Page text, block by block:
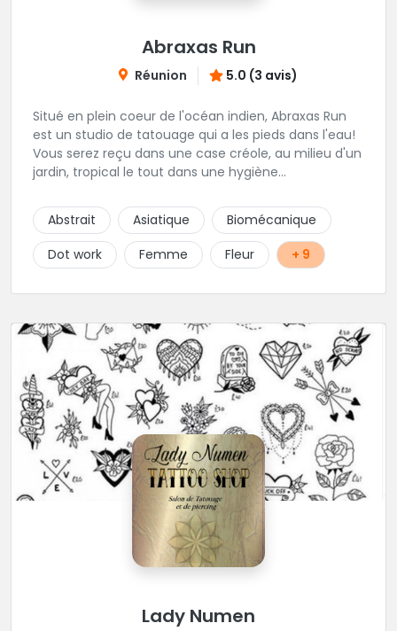
Abraxas Run
Réunion 5.0 (3 avis)
Situé en plein coeur de l'océan indien, Abraxas Run
est un studio de tatouage qui a les pieds dans l'eau!
Vous serez reçu dans une case créole, au milieu d'un
jardin, tropical le tout dans une hygiène
choix de bijoux et uniquement dans des matières
biocompatibles! Vous le trouverez à Saint-Gilles les
Bains...les doigts de pieds en éventail...
Abstrait Asiatique
Biomécanique
Dot work
Femme Fleur + 9
Lady Numen